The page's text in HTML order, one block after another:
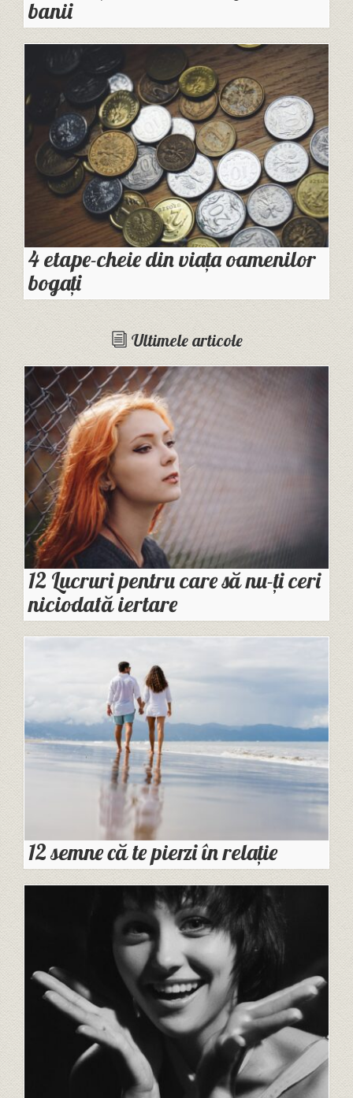
banii
4 etape-cheie din viața oamenilor
bogați
Ultimele articole
12 Lucruri pentru care să nu-ți ceri
niciodată iertare
12 semne că te pierzi în relație